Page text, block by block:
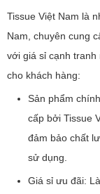
Tissue Việt Nam là
Nam, chuyên cung
với giá sỉ cạnh
cho khách hàng:
Sản phẩm
cấp bởi Tissue
đảm bảo chất
sử dụng.
Giá sỉ ưu đãi: